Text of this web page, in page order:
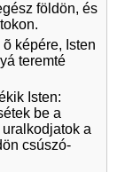
földön, és
képére, Isten
teremté
Isten:
be a
a
csúszó-